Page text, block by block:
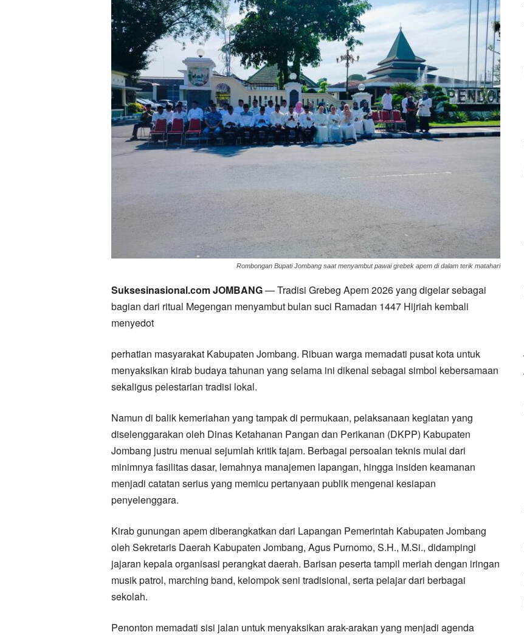
Rombongan Bupati Jombang saat menyambut pawai grebek apem di dalam terik matahari
Suksesinasional.com JOMBANG— Tradisi Grebeg Apem 2026 yang digelar sebagai
bagian dari ritual Megengan menyambut bulan suci Ramadan 1447 Hijriah kembali
menyedot
perhatian masyarakat Kabupaten Jombang. Ribuan warga memadati pusat kota untuk
menyaksikan kirab budaya tahunan yang selama ini dikenal sebagai simbol kebersamaan
sekaligus pelestarian tradisi lokal.
Namun di balik kemeriahan yang tampak di permukaan, pelaksanaan kegiatan yang
diselenggarakan oleh Dinas Ketahanan Pangan dan Perikanan (DKPP) Kabupaten
Jombang justru menuai sejumlah kritik tajam. Berbagai persoalan teknis mulai dari
minimnya fasilitas dasar, lemahnya manajemen lapangan, hingga insiden keamanan
menjadi catatan serius yang memicu pertanyaan publik mengenai kesiapan
penyelenggara.
Kirab gunungan apem diberangkatkan dari Lapangan Pemerintah Kabupaten Jombang
oleh Sekretaris Daerah Kabupaten Jombang, Agus Purnomo, S.H., M.Si., didampingi
jajaran kepala organisasi perangkat daerah. Barisan peserta tampil meriah dengan iringan
musik patrol, marching band, kelompok seni tradisional, serta pelajar dari berbagai
sekolah.
Penonton memadati sisi jalan untuk menyaksikan arak-arakan yang menjadi agenda